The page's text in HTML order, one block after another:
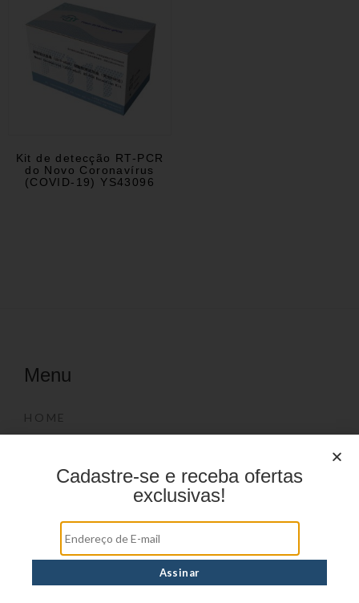
Kit de detecção RT-PCR
do Novo Coronavírus
(COVID-19) YS43096
Menu
HOME
DÚVIDAS FREQUENTES
ONDE COMPRAR
CATÁLOGOS
BLOG
Cadastre-se e receba ofertas
exclusivas!